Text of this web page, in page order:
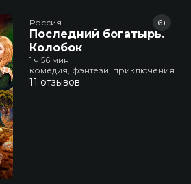
Россия
Последний богатырь.
Колобок
6+
1 ч 56 мин
комедия, фэнтези, приключения
11 отзывов